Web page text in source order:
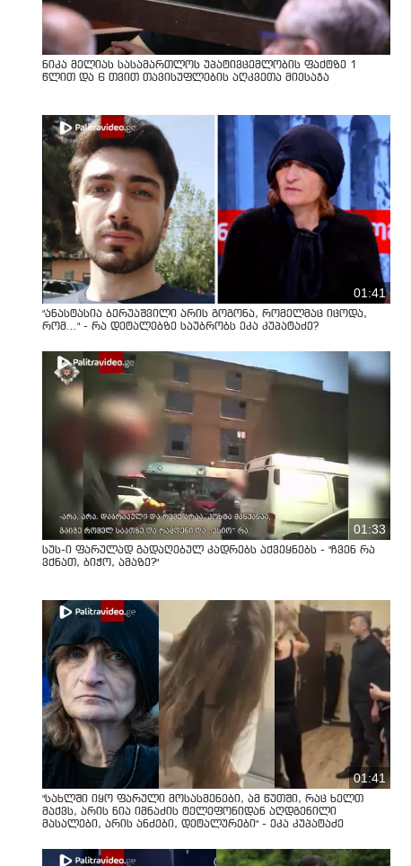
ნიკა მელიას სასამართლოს უპატივცემლობის ფაქტზე 1
წლით და 6 თვით თავისუფლების აღკვეთა მიესაჯა
01:41
"ანასტასია ბერუაშვილი არის გოგონა, რომელმაც იცოდა,
რომ..." - რა დეტალებზე საუბრობს ეკა კუპატაძე?
01:33
სუს-ი ფარულად გადაღებულ კადრებს აქვეყნებს - "ჩვენ რა
ვქნათ, ბიჭო, ამაზე?"
01:41
"სახლში იყო ფარული მოსასმენები, ამ წუთში, რაც ხელთ
მაქვს, არის ნია იმნაძის ტელეფონიდან აღდგენილი
მასალები, არის ანძები, დეტალურები" - ეკა კუპატაძე